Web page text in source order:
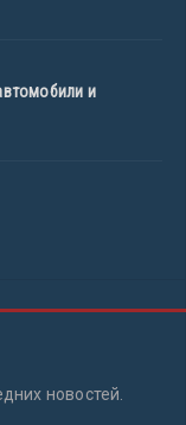
и
новостей.